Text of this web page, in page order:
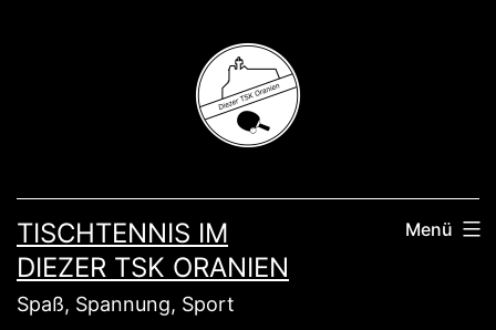
TISCHTENNIS IM
DIEZER TSK ORANIEN
Spaß, Spannung, Sport
Menü